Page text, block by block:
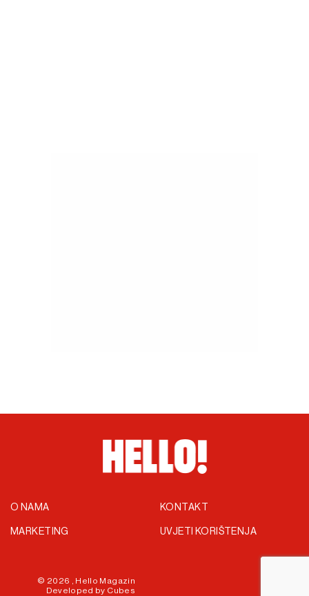
O NAMA
MARKETING
KONTAKT
UVJETI KORIŠTENJA
© 2026 , Hello Magazin
Developed by Cubes